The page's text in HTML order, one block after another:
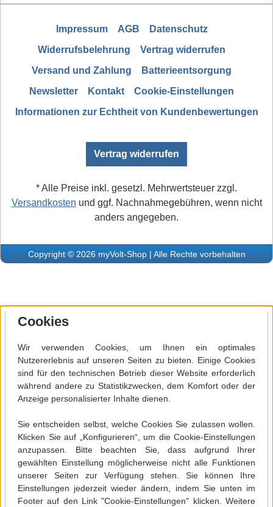
Impressum AGB
Datenschutz
Widerrufsbelehrung
Vertrag widerrufen
Versand und Zahlung
Batterieentsorgung
Newsletter
Kontakt
Cookie-Einstellungen
Informationen zur Echtheit von Kundenbewertungen
Vertrag widerrufen
* Alle Preise inkl. gesetzl. Mehrwertsteuer zzgl.
Versandkosten und ggf. Nachnahmegebühren, wenn nicht
anders angegeben.
Copyright © 2026 myVolt-Shop | Alle Rechte vorbehalten
Cookies
Wir verwenden Cookies, um Ihnen ein optimales
Nutzererlebnis auf unseren Seiten zu bieten. Einige Cookies
sind für den technischen Betrieb dieser Website erforderlich
während andere zu Statistikzwecken, dem Komfort oder der
Anzeige personalisierter Inhalte dienen.
Sie entscheiden selbst, welche Cookies Sie zulassen wollen.
Klicken Sie auf „Konfigurieren“, um die Cookie-Einstellungen
anzupassen. Bitte beachten Sie, dass aufgrund Ihrer
gewählten Einstellung möglicherweise nicht alle Funktionen
unserer Seiten zur Verfügung stehen. Sie können Ihre
Einstellungen jederzeit wieder ändern, indem Sie unten im
Footer auf den Link "Cookie-Einstellungen" klicken. Weitere